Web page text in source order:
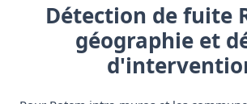
Détection de fuite
géographie et